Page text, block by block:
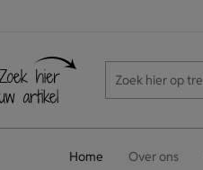
Home Over ons